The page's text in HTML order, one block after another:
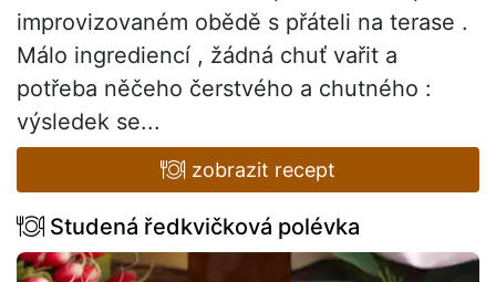
improvizovaném obědě s přáteli na terase .
Málo ingrediencí , žádná chuť vařit a
potřeba něčeho čerstvého a chutného :
výsledek se...
zobrazit recept
Studená ředkvičková polévka